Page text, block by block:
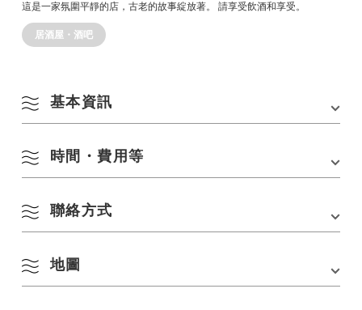
這是一家氛圍平靜的店，古老的故事綻放著。 請享受飲酒和享受。
居酒屋・酒吧
基本資訊
地址 長門市東深川933-3
交通方式
時間・費用等
營業時間
座位數
聯絡方式
渚（夜總會）
地圖